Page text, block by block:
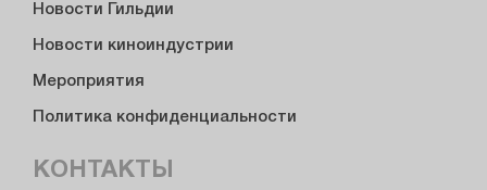
Новости Гильдии
Новости киноиндустрии
Мероприятия
Политика конфиденциальности
КОНТАКТЫ